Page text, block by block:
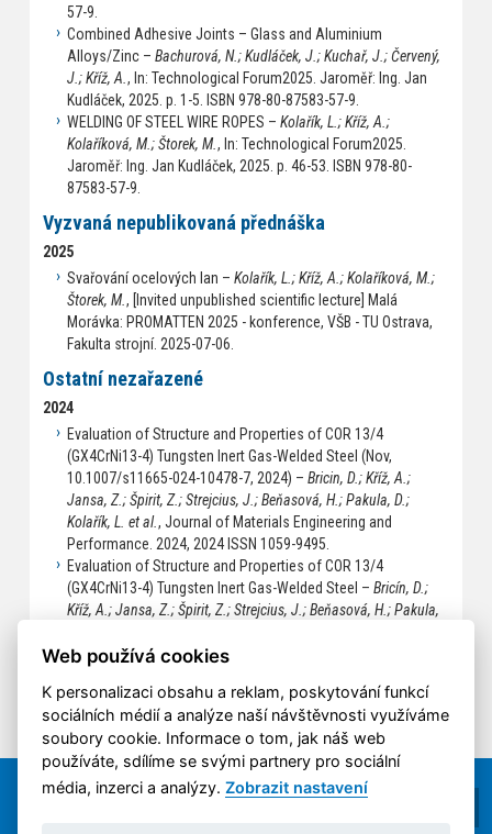
57-9.
Combined Adhesive Joints – Glass and Aluminium
Alloys/Zinc – Bachurová, N.; Kudláček, J.; Kuchař, J.; Červený,
J.; Kříž, A. , In: Technological Forum2025. Jaroměř: Ing. Jan
Kudláček, 2025. p. 1-5. ISBN 978-80-87583-57-9.
WELDING OF STEEL WIRE ROPES – Kolařík, L.; Kříž, A.;
Kolaříková, M.; Štorek, M., In: Technological Forum2025.
Jaroměř: Ing. Jan Kudláček, 2025. p. 46-53. ISBN 978-80-
87583-57-9.
Vyzvaná nepublikovaná přednáška
2025
Svařování ocelových lan – Kolařík, L.; Kříž, A.; Kolaříková, M.;
Štorek, M., [Invited unpublished scientific lecture] Malá
Morávka: PROMATTEN 2025 - konference, VŠB - TU Ostrava,
Fakulta strojní. 2025-07-06.
Ostatní nezařazené
2024
Evaluation of Structure and Properties of COR 13/4
(GX4CrNi13-4) Tungsten Inert Gas-Welded Steel (Nov,
10.1007/s11665-024-10478-7, 2024) – Bricin, D.; Kříž, A.;
Jansa, Z.; Špirit, Z.; Strejcius, J.; Beňasová, H.; Pakula, D.;
Kolařík, L. et al., Journal of Materials Engineering and
Performance. 2024, 2024 ISSN 1059-9495.
Evaluation of Structure and Properties of COR 13/4
(GX4CrNi13-4) Tungsten Inert Gas-Welded Steel – Bricín, D.;
Kříž, A.; Jansa, Z.; Špirit, Z.; Strejcius, J.; Beňasová, H.; Pakula,
Performance. 2024, 2024 ISSN 1544-1024.
Web používá cookies
K personalizaci obsahu a reklam, poskytování funkcí
sociálních médií a analýze naší návštěvnosti využíváme
soubory cookie. Informace o tom, jak náš web
používáte, sdílíme se svými partnery pro sociální
média, inzerci a analýzy.Zobrazit nastavení